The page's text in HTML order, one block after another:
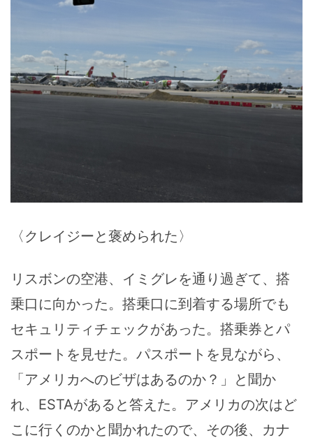
〈クレイジーと褒められた〉
リスボンの空港、イミグレを通り過ぎて、搭
乗口に向かった。搭乗口に到着する場所でも
セキュリティチェックがあった。搭乗券とパ
スポートを見せた。パスポートを見ながら、
「アメリカへのビザはあるのか？」と聞か
れ、ESTAがあると答えた。アメリカの次はど
こに行くのかと聞かれたので、その後、カナ